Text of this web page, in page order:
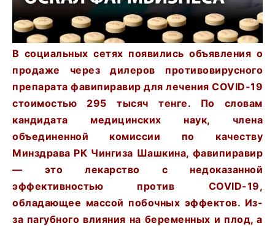
В социальных сетях появились объявления о
продаже через дилеров противовирусного
препарата фавипиравир для лечения COVID-19
стоимостью 295 тысяч тенге. По словам
кандидата медицинских наук, члена
объединенной комиссии по качеству
Минздрава РК Чингиза Шашкина, фавипиравир
— это лекарство с недоказанной
эффективностью против COVID-19,
обладающее массой побочных эффектов. Из-
за пагубного влияния на беременных и плод, а